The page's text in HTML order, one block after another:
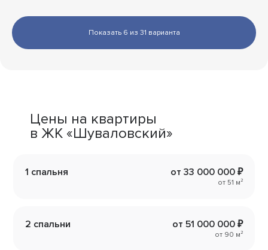
Показать 6 из 31 вариантa
Цены на квартиры
в ЖК «Шуваловский»
1 спальня от 33 000 000 ₽
от 51 м²
2 спальни от 51 000 000 ₽
от 90 м²